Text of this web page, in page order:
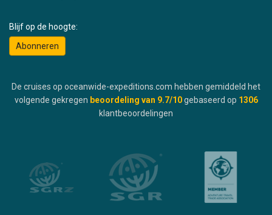
Blijf op de hoogte:
Abonneren
De cruises op oceanwide-expeditions.com hebben gemiddeld het
volgende gekregen beoordeling van 9.7/10 gebaseerd op 1306
klantbeoordelingen